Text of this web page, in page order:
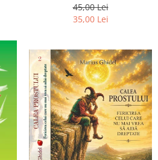
45,00 Lei
35,00 Lei